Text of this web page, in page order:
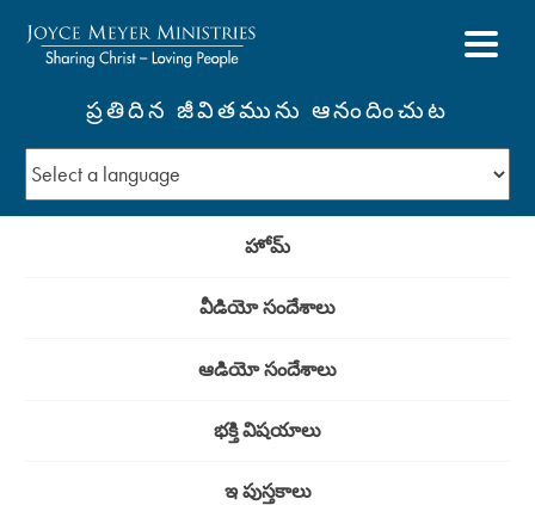
ప్రతిదిన జీవితమును ఆనందించుట
హోమ్
వీడియో సందేశాలు
ఆడియో సందేశాలు
భక్తి విషయాలు
ఇ పుస్తకాలు